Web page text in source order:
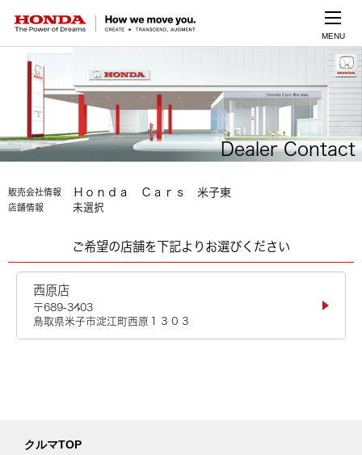
MENU
Dealer Contact
販売会社情報 Ｈｏｎｄａ Ｃａｒｓ 米子東
店舗情報 未選択
ご希望の店舗を下記よりお選びください
西原店
〒689-3403
鳥取県米子市淀江町西原１３０３
クルマTOP